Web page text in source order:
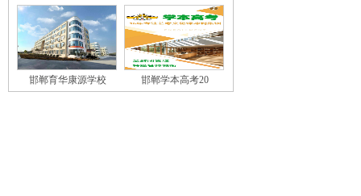
邯郸育华康源学校 邯郸学本高考20